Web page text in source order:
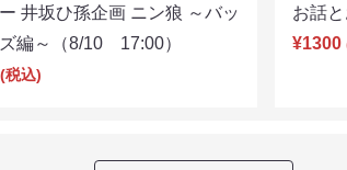
井坂ひ孫企画 ニン狼 ～バッ
編～（8/10 17:00）
(税込)
お話
¥1300